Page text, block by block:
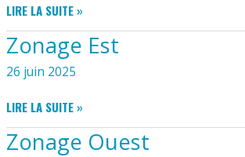
ZONAGE
ZOOM
LIRE LA SUITE »
Zonage Est
26 juin 2025
ZONAGE
EST
LIRE LA SUITE »
Zonage Ouest